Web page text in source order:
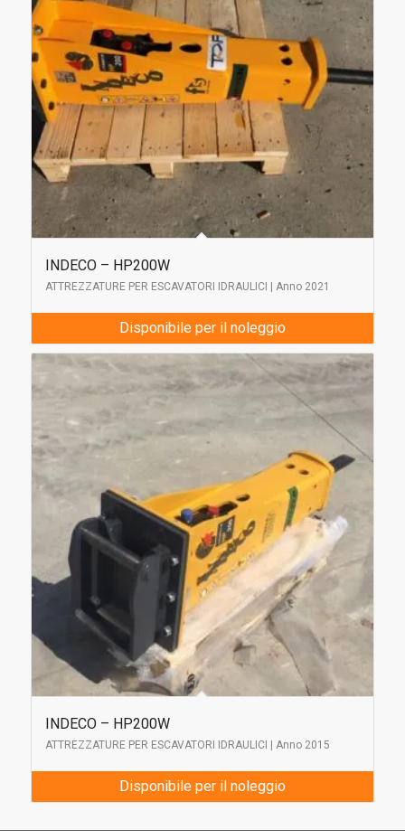
INDECO – HP200W
ATTREZZATURE PER ESCAVATORI IDRAULICI | Anno 2021
Disponibile per il noleggio
INDECO – HP200W
ATTREZZATURE PER ESCAVATORI IDRAULICI | Anno 2015
Disponibile per il noleggio